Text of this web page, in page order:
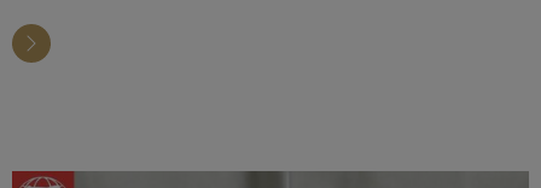
uitroeping tot kerkleraar